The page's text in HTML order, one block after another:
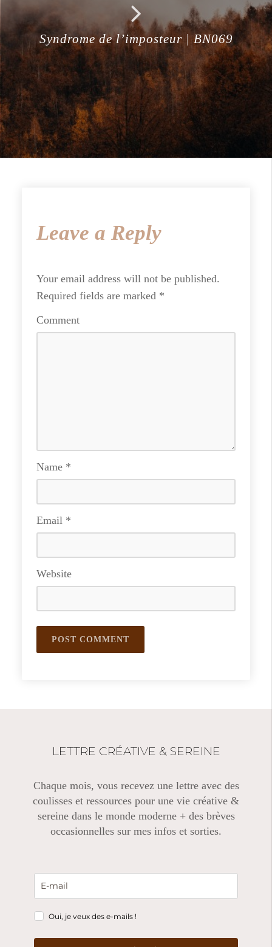
Syndrome de l’imposteur | BN069
Leave a Reply
Your email address will not be published.
Required fields are marked *
Comment
Name *
Email *
Website
LETTRE CRÉATIVE & SEREINE
Chaque mois, vous recevez une lettre avec des
coulisses et ressources pour une vie créative &
sereine dans le monde moderne + des brèves
occasionnelles sur mes infos et sorties.
Oui, je veux des e-mails !